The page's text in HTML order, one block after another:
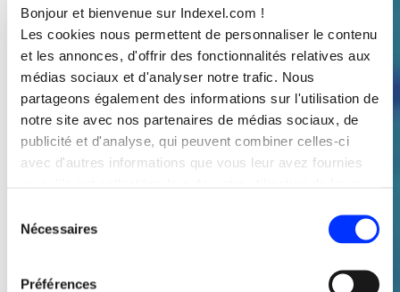
Bonjour et bienvenue sur Indexel.com !
Les cookies nous permettent de personnaliser le contenu
et les annonces, d'offrir des fonctionnalités relatives aux
médias sociaux et d'analyser notre trafic. Nous
partageons également des informations sur l'utilisation de
notre site avec nos partenaires de médias sociaux, de
publicité et d'analyse, qui peuvent combiner celles-ci
avec d'autres informations que vous leur avez fournies
Nécessaires
Préférences